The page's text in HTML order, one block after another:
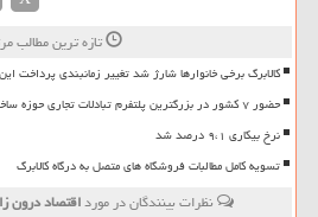
تازه ترین مطالب
کالابرگ برخی خانوارها شارژ شد تغییر زمانبندی پرداخت
حضور ۷ کشور در بزرگترین پلتفرم تبادلات تجاری حوزه ساخت وساز
نرخ بیکاری ۹،۱ درصد شد
تسویه کامل مطالبات فروشگاه های متصل به درگاه کالابرگ
نظرات بینندگان در مورداقتصاد درون